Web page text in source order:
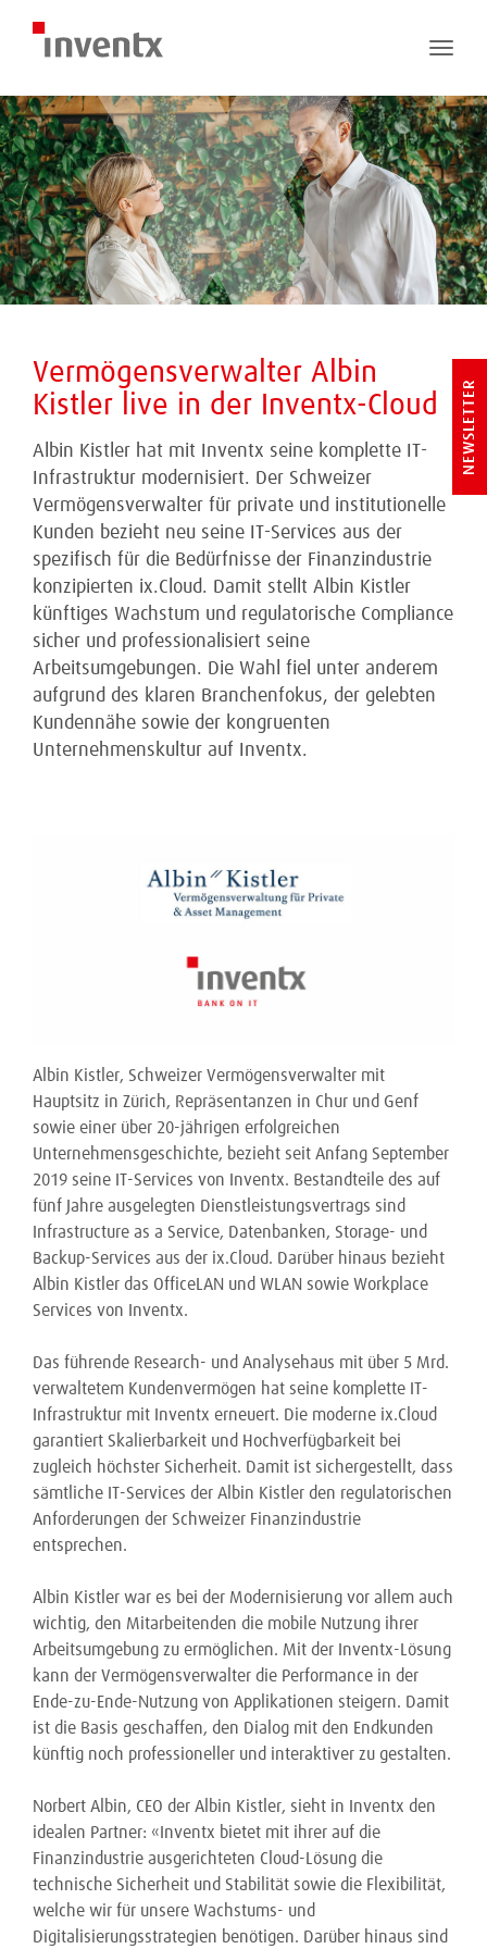
Toggle
Vermögensverwalter Albin
Kistler live in der Inventx-Cloud
Albin Kistler hat mit Inventx seine komplette IT-
Infrastruktur modernisiert. Der Schweizer
Vermögensverwalter für private und institutionelle
Kunden bezieht neu seine IT-Services aus der
spezifisch für die Bedürfnisse der Finanzindustrie
konzipierten ix.Cloud. Damit stellt Albin Kistler
künftiges Wachstum und regulatorische Compliance
sicher und professionalisiert seine
Arbeitsumgebungen. Die Wahl fiel unter anderem
aufgrund des klaren Branchenfokus, der gelebten
Kundennähe sowie der kongruenten
Unternehmenskultur auf Inventx.
Albin Kistler, Schweizer Vermögensverwalter mit
Hauptsitz in Zürich, Repräsentanzen in Chur und Genf
sowie einer über 20-jährigen erfolgreichen
Unternehmensgeschichte, bezieht seit Anfang September
2019 seine IT-Services von Inventx. Bestandteile des auf
fünf Jahre ausgelegten Dienstleistungsvertrags sind
Infrastructure as a Service, Datenbanken, Storage- und
Backup-Services aus der ix.Cloud. Darüber hinaus bezieht
Albin Kistler das OfficeLAN und WLAN sowie Workplace
Services von Inventx.
Das führende Research- und Analysehaus mit über 5 Mrd.
verwaltetem Kundenvermögen hat seine komplette IT-
Infrastruktur mit Inventx erneuert. Die moderne ix.Cloud
garantiert Skalierbarkeit und Hochverfügbarkeit bei
zugleich höchster Sicherheit. Damit ist sichergestellt, dass
sämtliche IT-Services der Albin Kistler den regulatorischen
Anforderungen der Schweizer Finanzindustrie
entsprechen.
Albin Kistler war es bei der Modernisierung vor allem auch
wichtig, den Mitarbeitenden die mobile Nutzung ihrer
Arbeitsumgebung zu ermöglichen. Mit der Inventx-Lösung
kann der Vermögensverwalter die Performance in der
Ende-zu-Ende-Nutzung von Applikationen steigern. Damit
ist die Basis geschaffen, den Dialog mit den Endkunden
künftig noch professioneller und interaktiver zu gestalten.
Norbert Albin, CEO der Albin Kistler, sieht in Inventx den
idealen Partner: «Inventx bietet mit ihrer auf die
Finanzindustrie ausgerichteten Cloud-Lösung die
technische Sicherheit und Stabilität sowie die Flexibilität,
welche wir für unsere Wachstums- und
Digitalisierungsstrategien benötigen. Darüber hinaus sind
NEWSLETTER